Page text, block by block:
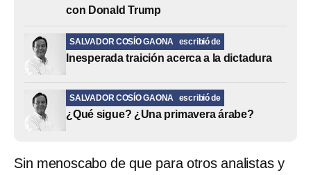
con Donald Trump
SALVADOR COSÍO GAONA escribió de
Inesperada traición acerca a la dictadura
SALVADOR COSÍO GAONA escribió de
¿Qué sigue? ¿Una primavera árabe?
Sin menoscabo de que para otros analistas y